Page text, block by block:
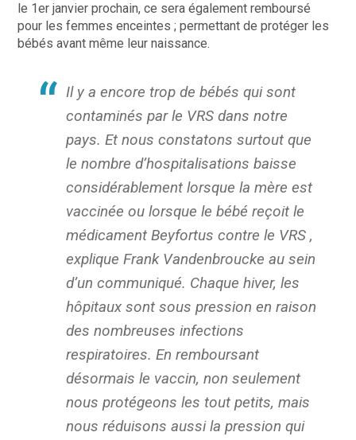
le 1er janvier prochain, ce sera également remboursé
pour les femmes enceintes ; permettant de protéger les
bébés avant même leur naissance.
Il y a encore trop de bébés qui sont
contaminés par le VRS dans notre
pays. Et nous constatons surtout que
le nombre d’hospitalisations baisse
considérablement lorsque la mère est
vaccinée ou lorsque le bébé reçoit le
médicament Beyfortus contre le VRS,
explique Frank Vandenbroucke au sein
d’un communiqué. Chaque hiver, les
hôpitaux sont sous pression en raison
des nombreuses infections
respiratoires. En remboursant
désormais le vaccin, non seulement
nous protégeons les tout petits, mais
nous réduisons aussi la pression qui